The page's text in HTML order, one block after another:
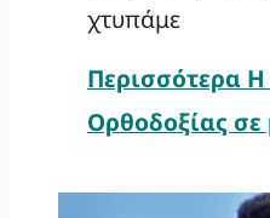
χτυπάμε
Περισσότερα Η
Ορθοδοξίας σε